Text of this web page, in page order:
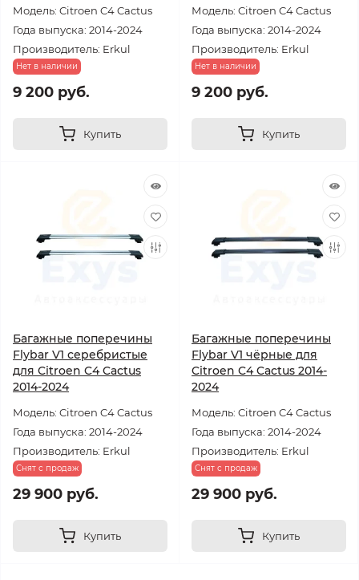
Модель: Citroen C4 Cactus
Года выпуска: 2014-2024
Производитель: Erkul
Нет в наличии
9 200 руб.
Купить
Модель: Citroen C4 Cactus
Года выпуска: 2014-2024
Производитель: Erkul
Нет в наличии
9 200 руб.
Купить
Багажные поперечины
Flybar V1 серебристые
для Citroen C4 Cactus
2014-2024
Модель: Citroen C4 Cactus
Года выпуска: 2014-2024
Производитель: Erkul
Снят с продаж
29 900 руб.
Купить
Багажные поперечины
Flybar V1 чёрные для
Citroen C4 Cactus 2014-
2024
Модель: Citroen C4 Cactus
Года выпуска: 2014-2024
Производитель: Erkul
Снят с продаж
29 900 руб.
Купить